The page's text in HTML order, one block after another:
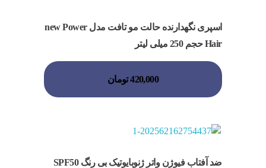
اسپری نگهدارنده حالت مو تافت مدل new Power
Hair حجم 250 میلی لیتر
420,000 تومان
ضد آفتاب فیوژن واتر ژنوبایوتیک بی رنگ SPF50